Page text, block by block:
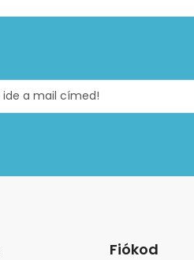
Fiókod